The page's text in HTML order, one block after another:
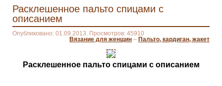
Расклешенное пальто спицами с
описанием
Опубликовано: 01.09.2013. Просмотров: 45910
Вязание для женщин – Пальто, кардиган, жакет
Расклешенное пальто спицами с описанием